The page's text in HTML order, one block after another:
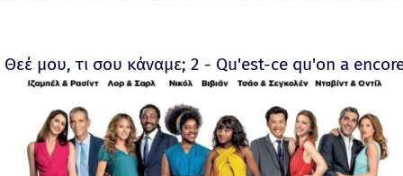
Θεέ μου, τι σου κάναμε; 2 - Qu'est-ce qu'on a